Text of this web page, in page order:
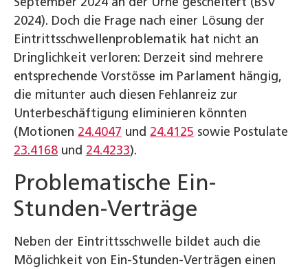
2024). Doch die Frage nach einer Lösung der
Eintrittsschwellenproblematik hat nicht an
Dringlichkeit verloren: Derzeit sind mehrere
entsprechende Vorstösse im Parlament hängig,
die mitunter auch diesen Fehlanreiz zur
Unterbeschäftigung eliminieren könnten
(Motionen 24.4047 und 24.4125 sowie Postulate
23.4168 und 24.4233).
Problematische Ein-
Stunden-Verträge
Neben der Eintrittsschwelle bildet auch die
Möglichkeit von Ein-Stunden-Verträgen einen